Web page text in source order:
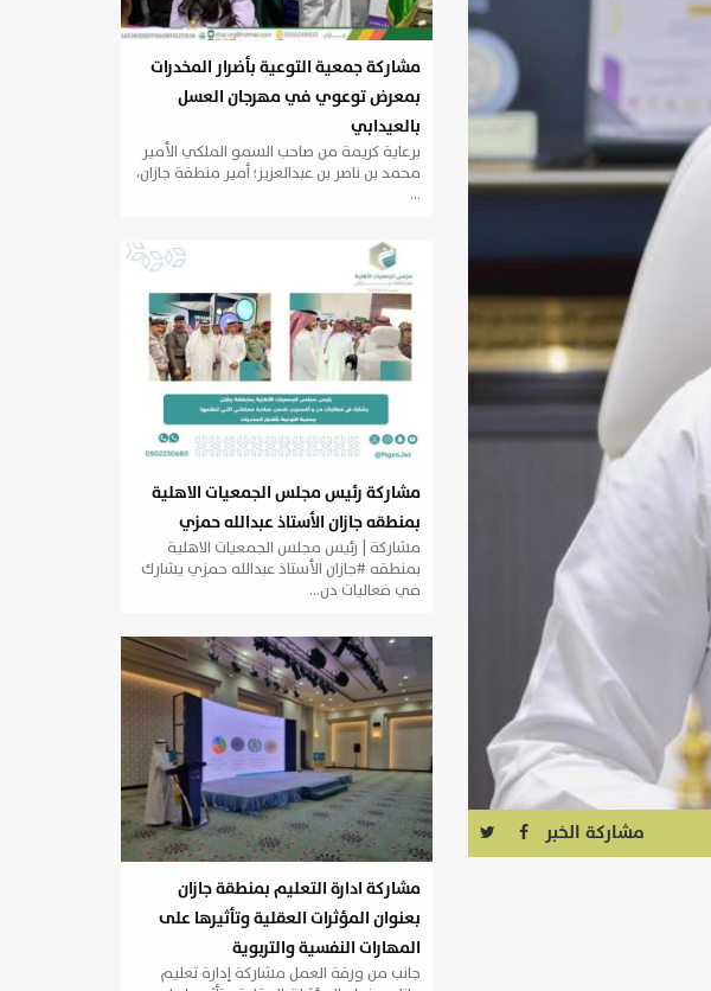
مشاركة الخبر
مشاركة جمعية التوعية بأضرار المخدرات
بمعرض توعوي في مهرجان العسل
بالعيدابي
برعاية كريمة من صاحب السمو الملكي الأمير
محمد بن ناصر بن عبدالعزيز؛ أمير منطقة جازان،
…
مشاركة رئيس مجلس الجمعيات الاهلية
بمنطقه جازان الأستاذ عبدالله حمزي
مشاركة | رئيس مجلس الجمعيات الاهلية
بمنطقه #جازان الأستاذ عبدالله حمزي يشارك
في فعاليات دن…
مشاركة ادارة التعليم بمنطقة جازان
بعنوان المؤثرات العقلية وتأثيرها على
المهارات النفسية والتربوية
جانب من ورقة العمل مشاركة إدارة تعليم